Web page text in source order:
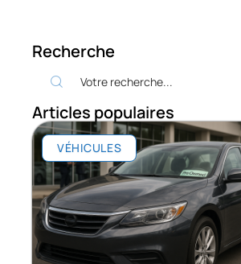
Recherche
Articles populaires
VÉHICULES